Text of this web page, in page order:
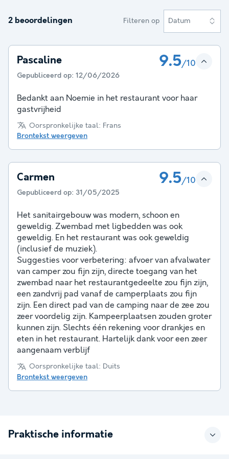
2 beoordelingen Filteren op Datum
Pascaline 9.5/10
Gepubliceerd op: 12/06/2026
Bedankt aan Noemie in het restaurant voor haar
gastvrijheid
Oorspronkelijke taal: Frans
Brontekst weergeven
Carmen 9.5/10
Gepubliceerd op: 31/05/2025
Het sanitairgebouw was modern, schoon en
geweldig. Zwembad met ligbedden was ook
geweldig. En het restaurant was ook geweldig
(inclusief de muziek).
Suggesties voor verbetering: afvoer van afvalwater
van camper zou fijn zijn, directe toegang van het
zwembad naar het restaurantgedeelte zou fijn zijn,
een zandvrij pad vanaf de camperplaats zou fijn
zijn. Een direct pad van de camping naar de zee zou
zeer voordelig zijn. Kampeerplaatsen zouden groter
kunnen zijn. Slechts één rekening voor drankjes en
eten in het restaurant. Hartelijk dank voor een zeer
aangenaam verblijf
Oorspronkelijke taal: Duits
Brontekst weergeven
Praktische informatie